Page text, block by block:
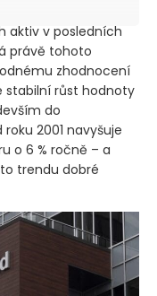
aktiv v posledních
právě tohoto
zhodnocení
stabilní růst hodnoty
do
2001 navyšuje
o 6 % ročně – a
trendu dobré